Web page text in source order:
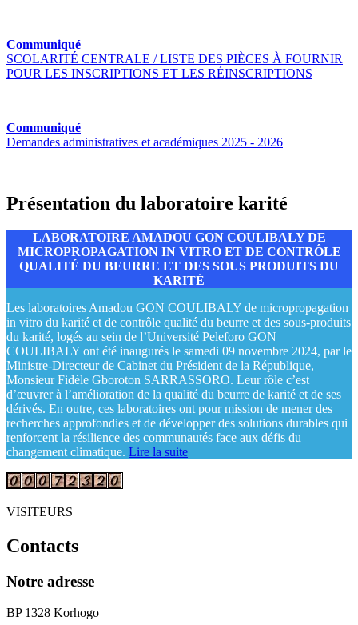
Communiqué
SCOLARITÉ CENTRALE / LISTE DES PIÈCES À FOURNIR
POUR LES INSCRIPTIONS ET LES RÉINSCRIPTIONS
Communiqué
Demandes administratives et académiques 2025 - 2026
Présentation du laboratoire karité
LABORATOIRE AMADOU GON COULIBALY DE
MICROPROPAGATION IN VITRO ET DE CONTRÔLE
QUALITÉ DU BEURRE ET DES SOUS PRODUITS DU
KARITÉ
Les laboratoires Amadou GON COULIBALY de micropropagation
in vitro du karité et de contrôle qualité du beurre et des sous-produits
du karité, logés au sein de l’Université Peleforo GON
COULIBALY ont été inaugurés le samedi 09 novembre 2024, par le
Ministre-Directeur de Cabinet du Président de la République,
Monsieur Fidèle Gboroton SARRASSORO. Leur rôle c’est
d’œuvrer à l’amélioration de la qualité du beurre de karité et de ses
dérivés. En outre, ces laboratoires ont pour mission de mener des
recherches approfondies et de développer des solutions durables qui
renforcent la résilience des communautés face aux défis du
changement climatique. Lire la suite
VISITEURS
Contacts
Notre adresse
BP 1328 Korhogo